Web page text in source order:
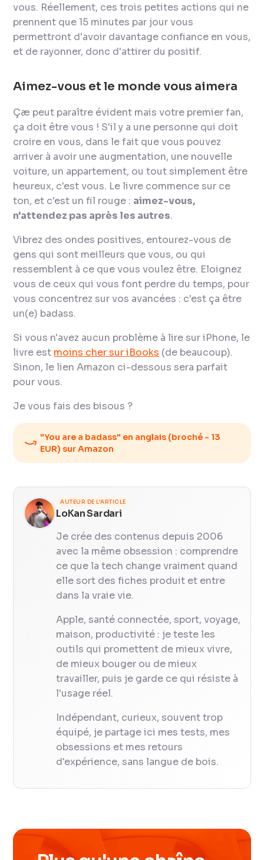
vous. Réellement, ces trois petites actions qui ne
prennent que 15 minutes par jour vous
permettront d'avoir davantage confiance en vous,
et de rayonner, donc d'attirer du positif.
Aimez-vous et le monde vous aimera
Çæ peut paraître évident mais votre premier fan,
ça doit être vous ! S'il y a une personne qui doit
croire en vous, dans le fait que vous pouvez
arriver à avoir une augmentation, une nouvelle
voiture, un appartement, ou tout simplement être
heureux, c'est vous. Le livre commence sur ce
ton, et c'est un fil rouge : aimez-vous,
n'attendez pas après les autres.
Vibrez des ondes positives, entourez-vous de
gens qui sont meilleurs que vous, ou qui
ressemblent à ce que vous voulez être. Eloignez
vous de ceux qui vous font perdre du temps, pour
vous concentrez sur vos avancées : c'est ça être
un(e) badass.
Si vous n'avez aucun problème à lire sur iPhone, le
livre est moins cher sur iBooks (de beaucoup).
Sinon, le lien Amazon ci-dessous sera parfait
pour vous.
Je vous fais des bisous ?
"You are a badass" en anglais (broché - 13
EUR) sur Amazon
AUTEUR DE L'ARTICLE
LoKan Sardari
Je crée des contenus depuis 2006
avec la même obsession : comprendre
ce que la tech change vraiment quand
elle sort des fiches produit et entre
dans la vraie vie.
Apple, santé connectée, sport, voyage,
maison, productivité : je teste les
outils qui promettent de mieux vivre,
de mieux bouger ou de mieux
travailler, puis je garde ce qui résiste à
l'usage réel.
Indépendant, curieux, souvent trop
équipé, je partage ici mes tests, mes
obsessions et mes retours
d'expérience, sans langue de bois.